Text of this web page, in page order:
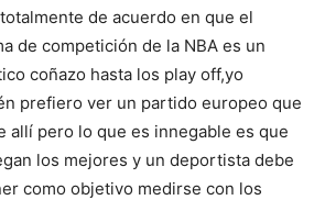
de acuerdo en que el
de competición de la NBA es un
coñazo hasta los play off,yo
prefiero ver un partido europeo que
allí pero lo que es innegable es que
los mejores y un deportista debe
como objetivo medirse con los